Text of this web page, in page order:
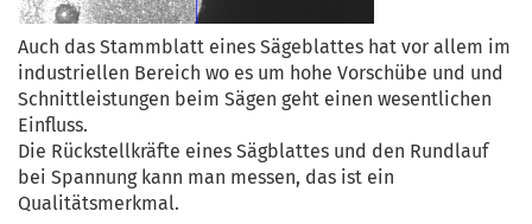
Auch das Stammblatt eines Sägeblattes hat vor allem im
industriellen Bereich wo es um hohe Vorschübe und und
Schnittleistungen beim Sägen geht einen wesentlichen
Einfluss.
Die Rückstellkräfte eines Sägblattes und den Rundlauf
bei Spannung kann man messen, das ist ein
Qualitätsmerkmal.